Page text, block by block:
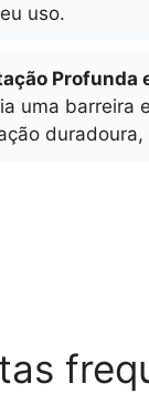
uso.
Profunda
uma barreira